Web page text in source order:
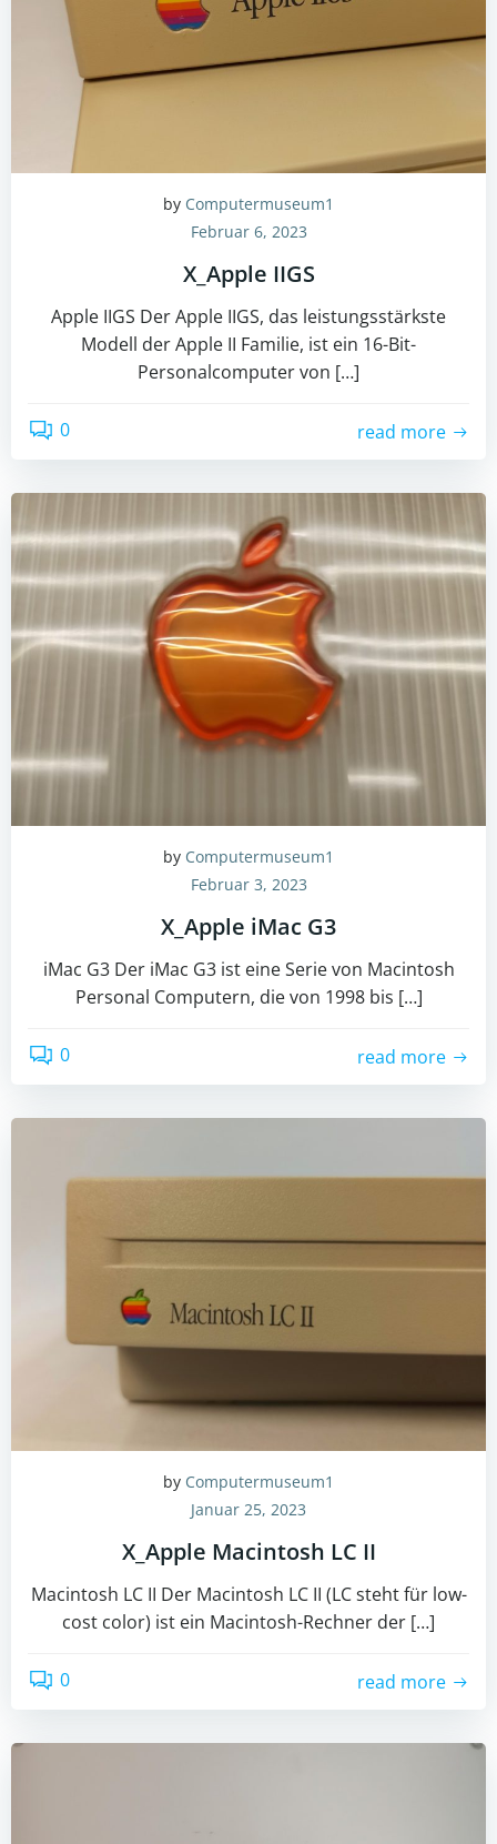
by Computermuseum1
Februar 6, 2023
X_Apple IIGS
Apple IIGS Der Apple IIGS, das leistungsstärkste
Modell der Apple II Familie, ist ein 16-Bit-
Personalcomputer von […]
0 read more
by Computermuseum1
Februar 3, 2023
X_Apple iMac G3
iMac G3 Der iMac G3 ist eine Serie von Macintosh
Personal Computern, die von 1998 bis […]
0 read more
by Computermuseum1
Januar 25, 2023
X_Apple Macintosh LC II
Macintosh LC II Der Macintosh LC II (LC steht für low-
cost color) ist ein Macintosh-Rechner der […]
0 read more